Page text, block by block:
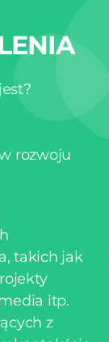
rozwoju
takich jak
itp.
z